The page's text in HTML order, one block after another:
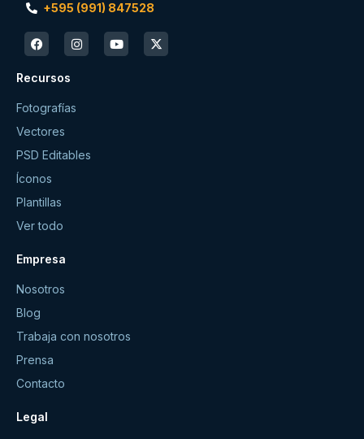
+595 (991) 847528
Recursos
Fotografías
Vectores
PSD Editables
Íconos
Plantillas
Ver todo
Empresa
Nosotros
Blog
Trabaja con nosotros
Prensa
Contacto
Legal